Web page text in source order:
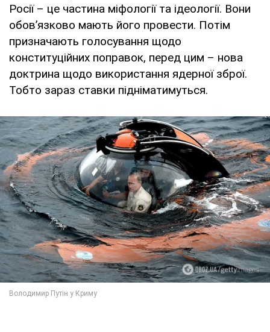
Росії – це частина міфології та ідеології. Вони
обов’язково мають його провести. Потім
призначають голосування щодо
конституційних поправок, перед цим – нова
доктрина щодо використання ядерної зброї.
Тобто зараз ставки підніматимуться.